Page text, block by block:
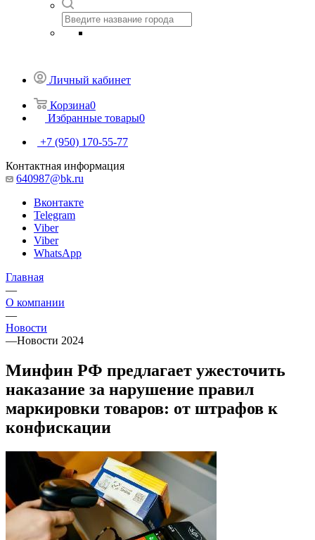
Личный кабинет
Корзина0
Избранные товары0
+7 (950) 170-55-77
Контактная информация
640987@bk.ru
Вконтакте
Telegram
Viber
Viber
WhatsApp
Главная
—
О компании
—
Новости
—Новости 2024
Минфин РФ предлагает ужесточить
наказание за нарушение правил
маркировки товаров: от штрафов к
конфискации